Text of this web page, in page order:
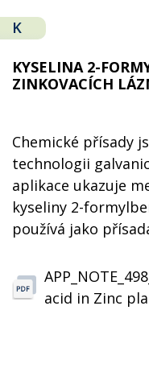
K
KYSELINA 2-
ZINKOVACÍCH
Chemické přísady
technologii
aplikace ukazuje
kyseliny 2-
používá jako
acid in Zinc